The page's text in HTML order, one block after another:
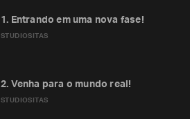
STUDIOSITAS
1. Entrando em uma nova fase!
STUDIOSITAS
2. Venha para o mundo real!